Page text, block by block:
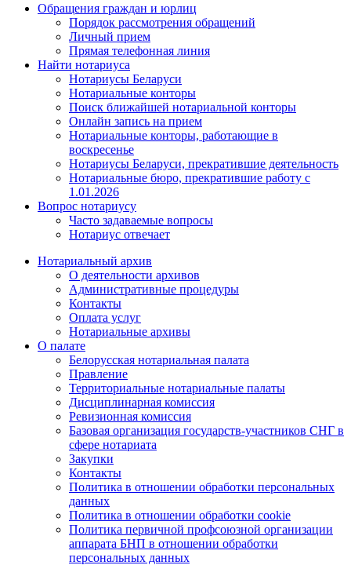
Обращения граждан и юрлиц
Порядок рассмотрения обращений
Личный прием
Прямая телефонная линия
Найти нотариуса
Нотариусы Беларуси
Нотариальные конторы
Поиск ближайшей нотариальной конторы
Онлайн запись на прием
Нотариальные конторы, работающие в
воскресенье
Нотариусы Беларуси, прекратившие деятельность
Нотариальные бюро, прекратившие работу с
1.01.2026
Вопрос нотариусу
Часто задаваемые вопросы
Нотариус отвечает
Нотариальный архив
О деятельности архивов
Административные процедуры
Контакты
Оплата услуг
Нотариальные архивы
О палате
Белорусская нотариальная палата
Правление
Территориальные нотариальные палаты
Дисциплинарная комиссия
Ревизионная комиссия
Базовая организация государств-участников СНГ в
сфере нотариата
Закупки
Контакты
Политика в отношении обработки персональных
данных
Политика в отношении обработки cookie
Политика первичной профсоюзной организации
аппарата БНП в отношении обработки
персональных данных